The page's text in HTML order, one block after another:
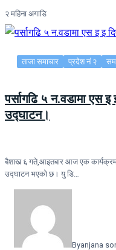
२ महिना अगाडि
ताजा समाचार प्रदेश नं २
पर्सागढि ५ न.वडामा एस इ
उद्घाटन।
बैशाख ६ गते,आइतबार आज एक
उद्घाटन भएको छ। यु डि…
Byanjana